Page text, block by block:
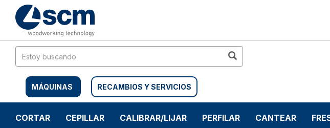
contenido
menú
navegación
MÁQUINAS RECAMBIOS Y SERVICIOS
CORTAR CEPILLAR CALIBRAR/LIJAR PERFILAR CANTEAR